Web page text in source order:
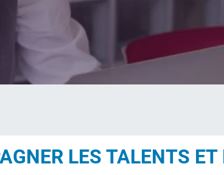
LES TALENTS ET